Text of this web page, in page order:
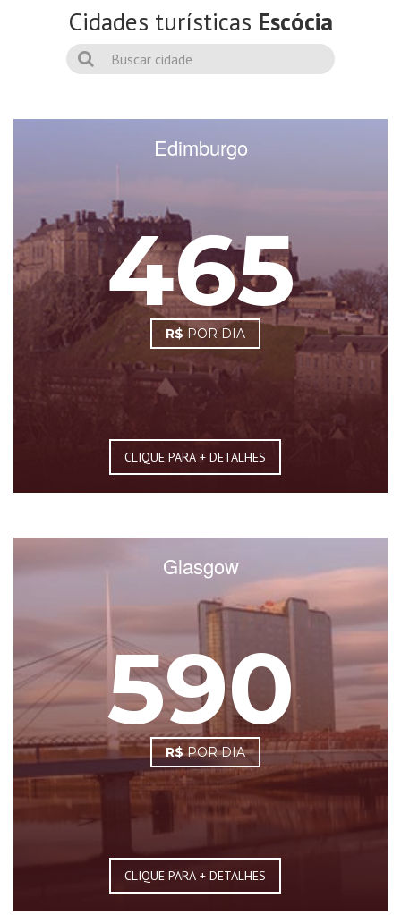
Cidades turísticas Escócia
465
R$ POR DIA
Edimburgo
CLIQUE PARA + DETALHES
590
R$POR DIA
Glasgow
CLIQUE PARA + DETALHES